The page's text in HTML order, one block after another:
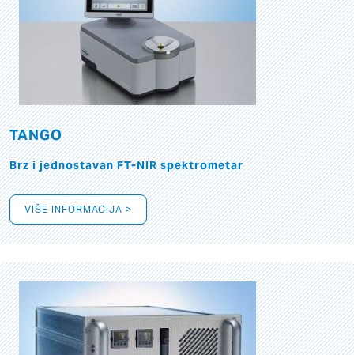
TANGO
Brz i jednostavan FT-NIR spektrometar
VIŠE INFORMACIJA >